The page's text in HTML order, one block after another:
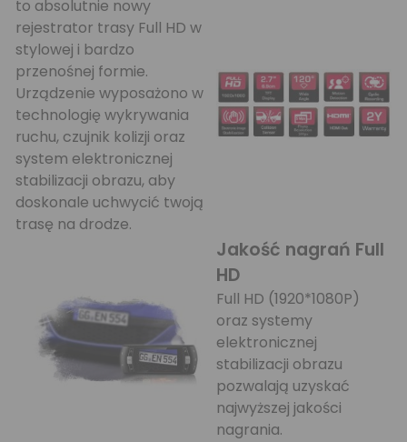
to absolutnie nowy
rejestrator trasy Full HD w
stylowej i bardzo
przenośnej formie.
Urządzenie wyposażono w
technologię wykrywania
ruchu, czujnik kolizji oraz
system elektronicznej
stabilizacji obrazu, aby
doskonale uchwycić twoją
trasę na drodze.
Jakość nagrań Full
HD
Full HD (1920*1080P)
oraz systemy
elektronicznej
stabilizacji obrazu
pozwalają uzyskać
najwyższej jakości
nagrania.